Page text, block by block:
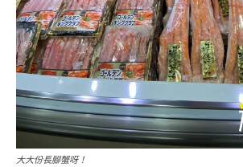
大大份長腳蟹呀！